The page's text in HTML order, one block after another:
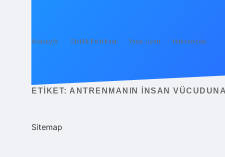
Anasayfa Gizlilik Politikası Yasal Uyarı Hakkımızda
ETIKET: ANTRENMANIN INSAN
Sitemap